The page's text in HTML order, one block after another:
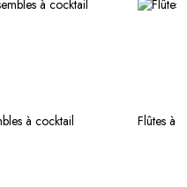
à cocktail Flûtes à